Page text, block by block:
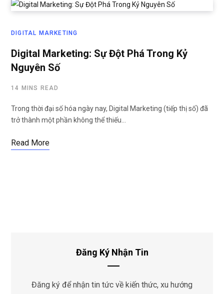
DIGITAL MARKETING
Digital Marketing: Sự Đột Phá Trong Kỷ
Nguyên Số
14 MINS READ
Trong thời đại số hóa ngày nay, Digital Marketing (tiếp thị số) đã
trở thành một phần không thể thiếu…
Read More
Đăng Ký Nhận Tin
Đăng ký để nhận tin tức về kiến thức, xu hướng